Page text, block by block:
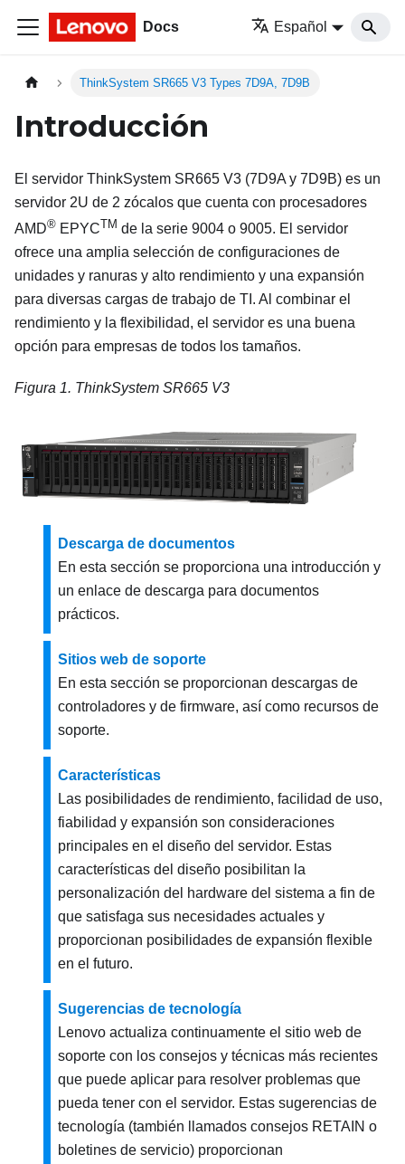
Docs Español
ThinkSystem SR665 V3 Types 7D9A, 7D9B
Introducción
El servidor ThinkSystem SR665 V3 (7D9A y 7D9B) es un
servidor 2U de 2 zócalos que cuenta con procesadores
AMD® EPYCTM de la serie 9004 o 9005. El servidor
ofrece una amplia selección de configuraciones de
unidades y ranuras y alto rendimiento y una expansión
para diversas cargas de trabajo de TI. Al combinar el
rendimiento y la flexibilidad, el servidor es una buena
opción para empresas de todos los tamaños.
Figura 1. ThinkSystem SR665 V3
Descarga de documentos
En esta sección se proporciona una introducción y
un enlace de descarga para documentos
prácticos.
Sitios web de soporte
En esta sección se proporcionan descargas de
controladores y de firmware, así como recursos de
soporte.
Características
Las posibilidades de rendimiento, facilidad de uso,
fiabilidad y expansión son consideraciones
principales en el diseño del servidor. Estas
características del diseño posibilitan la
personalización del hardware del sistema a fin de
que satisfaga sus necesidades actuales y
proporcionan posibilidades de expansión flexible
en el futuro.
Sugerencias de tecnología
Lenovo actualiza continuamente el sitio web de
soporte con los consejos y técnicas más recientes
que puede aplicar para resolver problemas que
pueda tener con el servidor. Estas sugerencias de
tecnología (también llamados consejos RETAIN o
boletines de servicio) proporcionan